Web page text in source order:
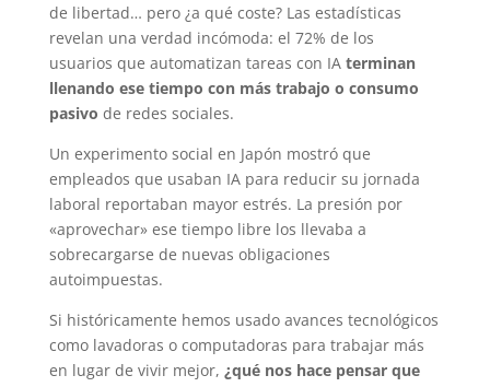
de libertad… pero ¿a qué coste? Las estadísticas
revelan una verdad incómoda: el 72% de los
usuarios que automatizan tareas con IA terminan
llenando ese tiempo con más trabajo o consumo
pasivo de redes sociales.
Un experimento social en Japón mostró que
empleados que usaban IA para reducir su jornada
laboral reportaban mayor estrés. La presión por
«aprovechar» ese tiempo libre los llevaba a
sobrecargarse de nuevas obligaciones
autoimpuestas.
Si históricamente hemos usado avances tecnológicos
como lavadoras o computadoras para trabajar más
en lugar de vivir mejor, ¿qué nos hace pensar que